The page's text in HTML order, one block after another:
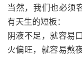
当然，我们也必须
有天生的短板：
阴液不足，就容易
火偏旺，就容易熬